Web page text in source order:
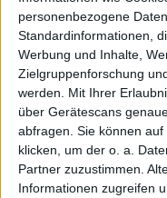
personenbezogene
Standardinformationen,
Werbung und Inhalte,
Zielgruppenforschung
werden.
Mit Ihrer
über Gerätescans
abfragen. Sie können
klicken, um der o. a.
Partner zuzustimmen.
Informationen zugreifen